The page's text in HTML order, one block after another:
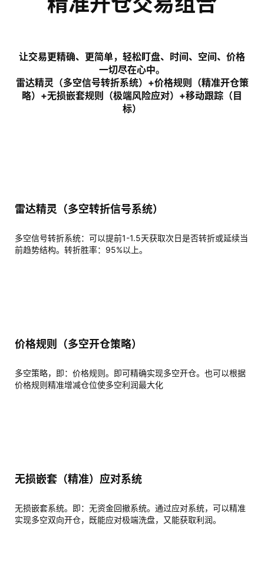
日
略
系
指
数
具
让交易更精确、更简单，轻松盯盘、时间、空间、价格
一切尽在心中。
雷达精灵（多空信号转折系统）+价格规则（精准开仓策
略）+无损嵌套规则（极端风险应对）+移动跟踪（目
标）
雷达精灵（多空转折信号系统）
多空信号转折系统：可以提前1-1.5天获取次日是否转折或延续当
前趋势结构。转折胜率：95%以上。
价格规则（多空开仓策略）
多空策略，即：价格规则。即可精确实现多空开仓。也可以根据
价格规则精准增减仓位使多空利润最大化
无损嵌套（精准）应对系统
无损嵌套系统。即：无资金回撤系统。通过应对系统，可以精准
实现多空双向开仓，既能应对极端洗盘，又能获取利润。